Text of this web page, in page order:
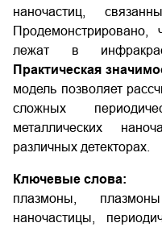
наночастиц,
Продемонстрировано,
лежат в
Практическая
модель позволяет
сложных
металлических
различных детекторах.
Ключевые слова:
плазмоны,
наночастицы,